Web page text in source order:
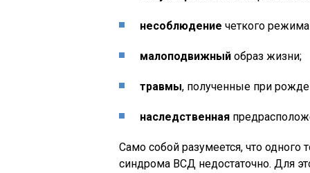
несоблюдение четкого
малоподвижный образ жизни;
травмы, полученные при
наследственная
Само собой разумеется, что одного
синдрома ВСД недостаточно. Для